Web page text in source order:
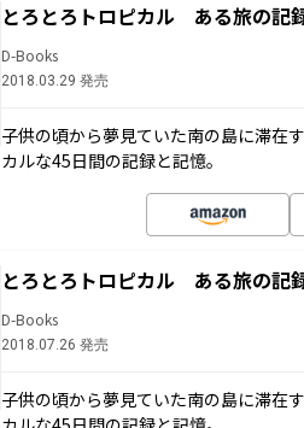
とろとろトロピカル ある旅の
D-Books
2018.03.29 発売
子供の頃から夢見ていた南の島に滞在
カルな45日間の記録と記憶。
とろとろトロピカル ある旅の
D-Books
2018.07.26 発売
子供の頃から夢見ていた南の島に滞在